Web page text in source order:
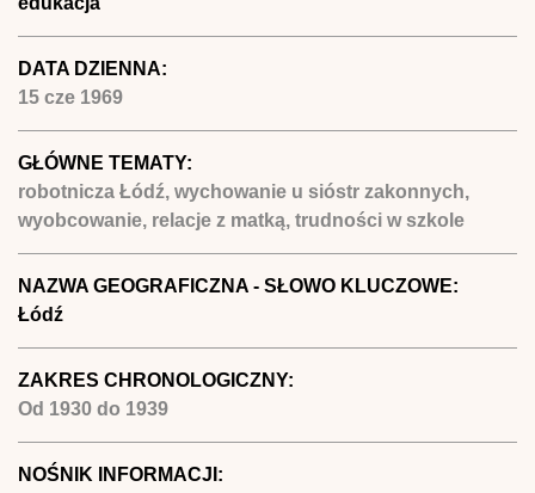
DATA DZIENNA:
15 cze 1969
GŁÓWNE TEMATY:
robotnicza Łódź, wychowanie u sióstr zakonnych,
wyobcowanie, relacje z matką, trudności w szkole
NAZWA GEOGRAFICZNA - SŁOWO KLUCZOWE:
Łódź
ZAKRES CHRONOLOGICZNY:
Od 1930 do 1939
NOŚNIK INFORMACJI: